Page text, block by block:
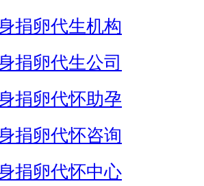
捐卵代生机构
捐卵代生公司
捐卵代怀助孕
捐卵代怀咨询
捐卵代怀中心